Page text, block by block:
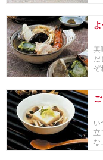
美
だ
ぞ
い
立
な